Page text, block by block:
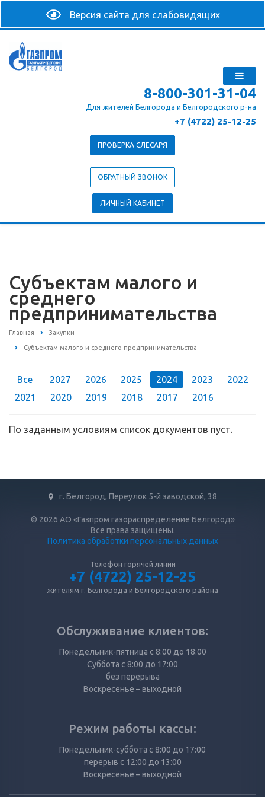
8-800-301-31-04
Для жителей Белгорода и Белгородского р-на
+7 (4722) 25-12-25
ПРОВЕРКА СЛЕСАРЯ
ОБРАТНЫЙ ЗВОНОК
ЛИЧНЫЙ КАБИНЕТ
Субъектам малого и
среднего
предпринимательства
Главная Закупки
Субъектам малого и среднего предпринимательства
Все 2027 2026 2025 2024 2023
2022
2021
2020 2019 2018 2017 2016
По заданным условиям список документов пуст.
г. Белгород, Переулок 5-й заводской, 38
© 2026 АО «Газпром газораспределение Белгород»
Все права защищены.
Политика обработки персональных данных
Телефон горячей линии
+7 (4722) 25-12-25
жителям г. Белгорода и Белгородского района
Обслуживание клиентов:
Понедельник-пятница с 8:00 до 18:00
Суббота с 8:00 до 17:00
без перерыва
Воскресенье – выходной
Режим работы кассы:
Понедельник-суббота с 8:00 до 17:00
перерыв с 12:00 до 13:00
Воскресенье – выходной